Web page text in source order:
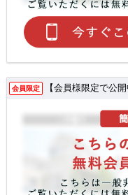
会員限定 【会員様限定で公開